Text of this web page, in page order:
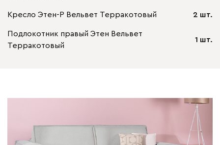
Кресло Этен-Р Вельвет Терракотовый 2 шт.
Подлокотник правый Этен Вельвет
Терракотовый
1 шт.